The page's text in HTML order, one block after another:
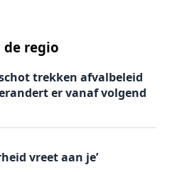
de regio
trekken afvalbeleid
er vanaf volgend
vreet aan je’